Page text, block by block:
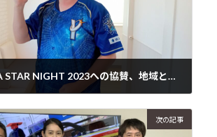
YOKOHAMA STAR NIGHT 2023への協賛、地域とのつながりの一歩
次の記事